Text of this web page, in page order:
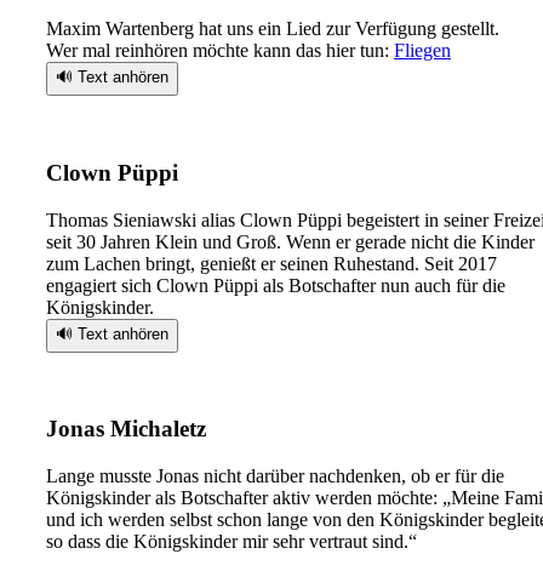
Maxim Wartenberg hat uns ein Lied zur Verfügung gestellt.
Wer mal reinhören möchte kann das hier tun: Fliegen
🔊 Text anhören
Clown Püppi
Thomas Sieniawski alias Clown Püppi begeistert in seiner
seit 30 Jahren Klein und Groß. Wenn er gerade nicht die Kinder
zum Lachen bringt, genießt er seinen Ruhestand. Seit 2017
engagiert sich Clown Püppi als Botschafter nun auch für die
Königskinder.
🔊 Text anhören
Jonas Michaletz
Lange musste Jonas nicht darüber nachdenken, ob er für die
Königskinder als Botschafter aktiv werden möchte: „Meine
und ich werden selbst schon lange von den Königskinder
so dass die Königskinder mir sehr vertraut sind.“